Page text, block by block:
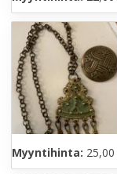
Myyntihinta: